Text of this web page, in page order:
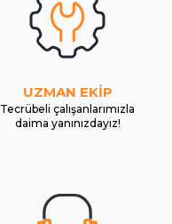
UZMAN EKİP
Tecrübeli çalışanlarımızla
daima yanınızdayız!